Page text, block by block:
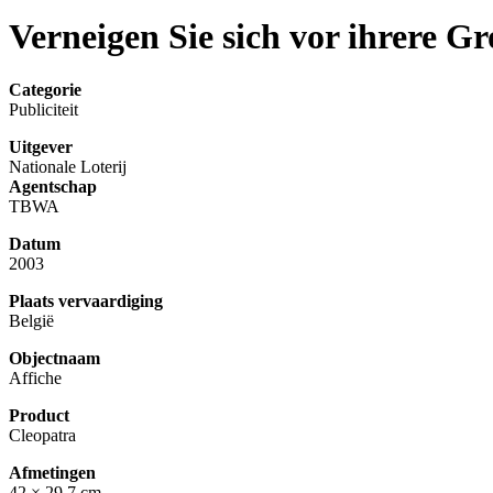
Verneigen Sie sich vor ihrere
Categorie
Publiciteit
Uitgever
Nationale Loterij
Agentschap
TBWA
Datum
2003
Plaats vervaardiging
België
Objectnaam
Affiche
Product
Cleopatra
Afmetingen